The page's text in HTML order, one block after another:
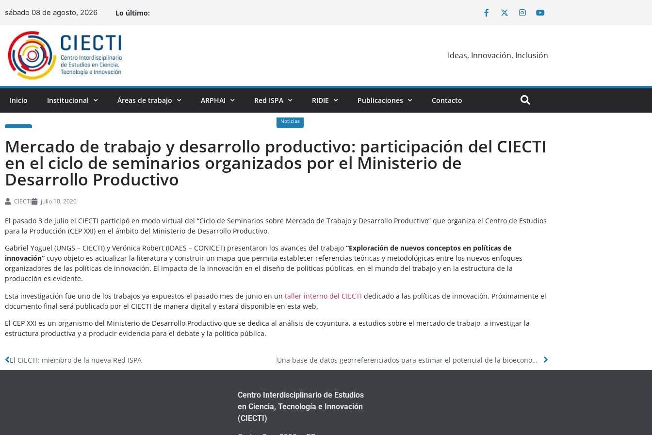
sábado 08 de agosto, 2026 Lo último:
Ideas, Innovación, Inclusión
Inicio Institucional Áreas de trabajo ARPHAI Red ISPA RIDIE Publicaciones Contacto
Noticias
Mercado de trabajo y desarrollo productivo: participación del CIECTI
en el ciclo de seminarios organizados por el Ministerio de
Desarrollo Productivo
CIECTI julio 10, 2020
El pasado 3 de julio el CIECTI participó en modo virtual del “Ciclo de Seminarios sobre Mercado de Trabajo y Desarrollo Productivo” que organiza el Centro de Estudios
para la Producción (CEP XXI) en el ámbito del Ministerio de Desarrollo Productivo.
Gabriel Yoguel (UNGS – CIECTI) y Verónica Robert (IDAES – CONICET) presentaron los avances del trabajo “Exploración de nuevos conceptos en políticas de
innovación” cuyo objeto es actualizar la literatura y construir un mapa que permita establecer referencias teóricas y metodológicas entre los nuevos enfoques
organizadores de las políticas de innovación. El impacto de la innovación en el diseño de políticas públicas, en el mundo del trabajo y en la estructura de la
producción es evidente.
Esta investigación fue uno de los trabajos ya expuestos el pasado mes de junio en un taller interno del CIECTI dedicado a las políticas de innovación. Próximamente el
documento final será publicado por el CIECTI de manera digital y estará disponible en esta web.
El CEP XXI es un organismo del Ministerio de Desarrollo Productivo que se dedica al análisis de coyuntura, a estudios sobre el mercado de trabajo, a investigar la
estructura productiva y a producir evidencia para el debate y la política pública.
El CIECTI: miembro de la nueva Red ISPA Una base de datos georreferenciados para estimar el potencial de la bioeconomía en el territorio argentino (Mapa del Potencial Bioeconómico de Argentina)
Centro Interdisciplinario de Estudios
en Ciencia, Tecnología e Innovación
(CIECTI)